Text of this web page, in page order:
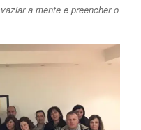
a mente e preencher o